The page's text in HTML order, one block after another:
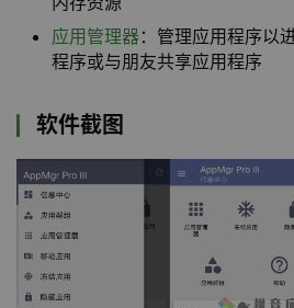
应用管理器 ：管理应用程序以
程序或与朋友共享应用程序
软件截图